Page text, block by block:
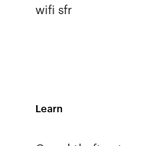
wifi sfr
Learn